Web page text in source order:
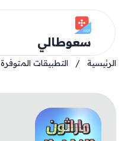
سعوطالي
الرئيسية / التطبيقات المتوفرة